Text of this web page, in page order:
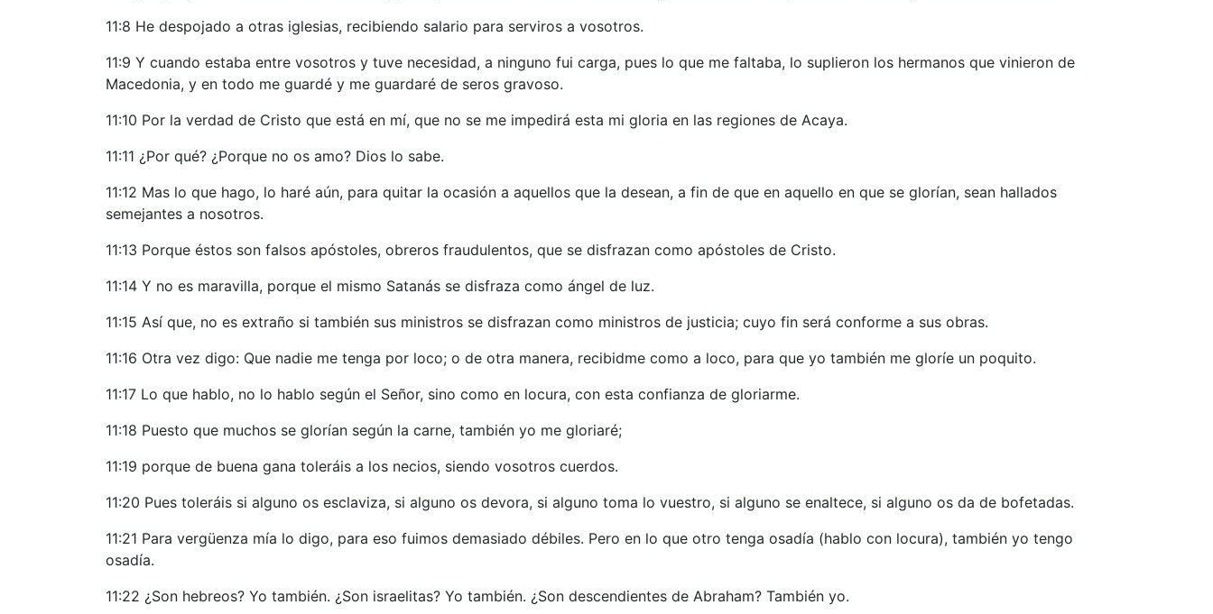
11:8 He despojado a otras iglesias, recibiendo salario para serviros a vosotros.
11:9 Y cuando estaba entre vosotros y tuve necesidad, a ninguno fui carga, pues lo que me faltaba, lo suplieron los hermanos que vinieron de
Macedonia, y en todo me guardé y me guardaré de seros gravoso.
11:10 Por la verdad de Cristo que está en mí, que no se me impedirá esta mi gloria en las regiones de Acaya.
11:11 ¿Por qué? ¿Porque no os amo? Dios lo sabe.
11:12 Mas lo que hago, lo haré aún, para quitar la ocasión a aquellos que la desean, a fin de que en aquello en que se glorían, sean hallados
semejantes a nosotros.
11:13 Porque éstos son falsos apóstoles, obreros fraudulentos, que se disfrazan como apóstoles de Cristo.
11:14 Y no es maravilla, porque el mismo Satanás se disfraza como ángel de luz.
11:15 Así que, no es extraño si también sus ministros se disfrazan como ministros de justicia; cuyo fin será conforme a sus obras.
11:16 Otra vez digo: Que nadie me tenga por loco; o de otra manera, recibidme como a loco, para que yo también me gloríe un poquito.
11:17 Lo que hablo, no lo hablo según el Señor, sino como en locura, con esta confianza de gloriarme.
11:18 Puesto que muchos se glorían según la carne, también yo me gloriaré;
11:19 porque de buena gana toleráis a los necios, siendo vosotros cuerdos.
11:20 Pues toleráis si alguno os esclaviza, si alguno os devora, si alguno toma lo vuestro, si alguno se enaltece, si alguno os da de bofetadas.
11:21 Para vergüenza mía lo digo, para eso fuimos demasiado débiles. Pero en lo que otro tenga osadía (hablo con locura), también yo tengo
osadía.
11:22 ¿Son hebreos? Yo también. ¿Son israelitas? Yo también. ¿Son descendientes de Abraham? También yo.